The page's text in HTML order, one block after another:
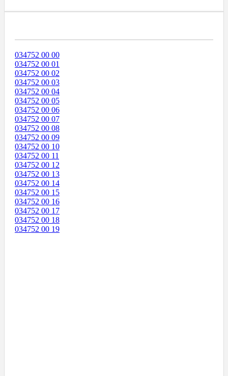
034752 00 00
034752 00 01
034752 00 02
034752 00 03
034752 00 04
034752 00 05
034752 00 06
034752 00 07
034752 00 08
034752 00 09
034752 00 10
034752 00 11
034752 00 12
034752 00 13
034752 00 14
034752 00 15
034752 00 16
034752 00 17
034752 00 18
034752 00 19